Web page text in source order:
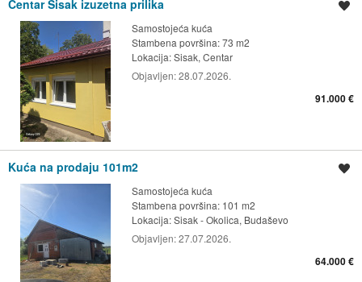
Centar Sisak izuzetna prilika
Samostojeća kuća
Stambena površina: 73 m2
Lokacija:Sisak, Centar
Objavljen:28.07.2026.
91.000 €
Kuća na prodaju 101m2
Samostojeća kuća
Stambena površina: 101 m2
Lokacija:Sisak - Okolica, Budaševo
Objavljen:27.07.2026.
64.000 €